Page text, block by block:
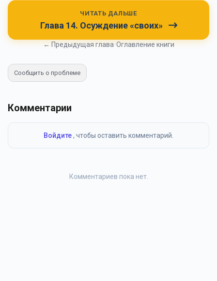
ЧИТАТЬ ДАЛЬШЕ
Глава 14. Осуждение «своих»
← Предыдущая глава Оглавление книги
Сообщить о проблеме
Комментарии
Войдите, чтобы оставить комментарий.
Комментариев пока нет.